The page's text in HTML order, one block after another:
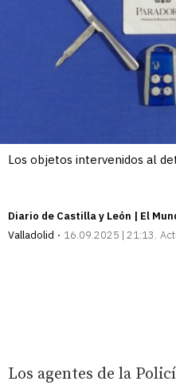
Los objetos intervenidos al
Diario de Castilla y León | El
Valladolid
16.09.2025 | 21:13
Los agentes de la